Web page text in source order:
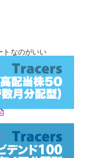
トなのがいい